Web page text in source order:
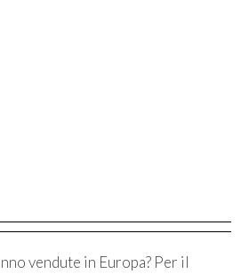
vendute in Europa? Per il